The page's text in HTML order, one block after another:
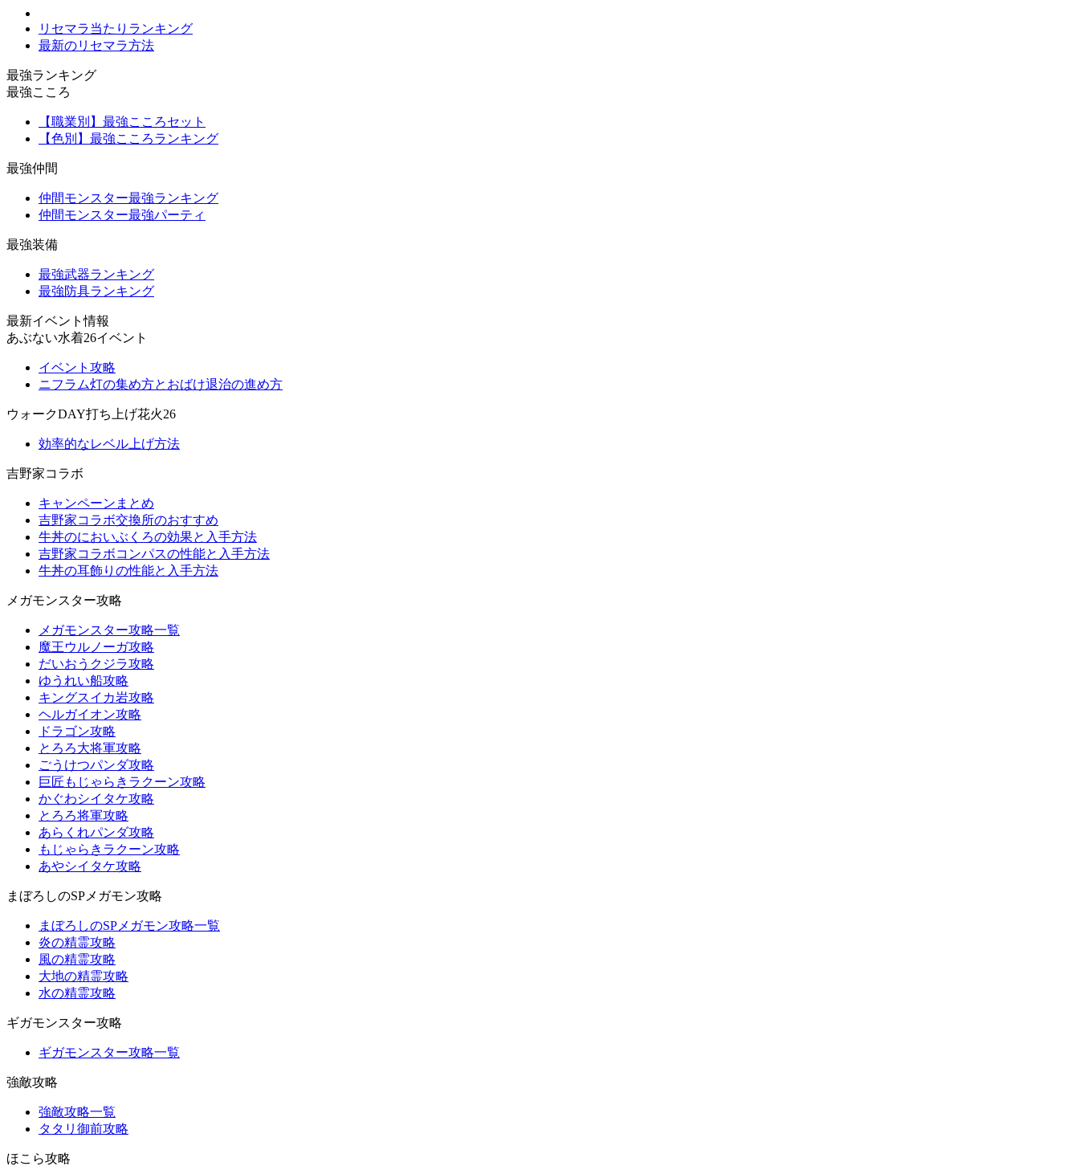
リセマラ当たりランキング
最新のリセマラ方法
最強ランキング
最強こころ
【職業別】最強こころセット
【色別】最強こころランキング
最強仲間
仲間モンスター最強ランキング
仲間モンスター最強パーティ
最強装備
最強武器ランキング
最強防具ランキング
最新イベント情報
あぶない水着26イベント
イベント攻略
ニフラム灯の集め方とおばけ退治の進め方
ウォークDAY打ち上げ花火26
効率的なレベル上げ方法
吉野家コラボ
キャンペーンまとめ
吉野家コラボ交換所のおすすめ
牛丼のにおいぶくろの効果と入手方法
吉野家コラボコンパスの性能と入手方法
牛丼の耳飾りの性能と入手方法
メガモンスター攻略
メガモンスター攻略一覧
魔王ウルノーガ攻略
だいおうクジラ攻略
ゆうれい船攻略
キングスイカ岩攻略
ヘルガイオン攻略
ドラゴン攻略
とろろ大将軍攻略
ごうけつパンダ攻略
巨匠もじゃらきラクーン攻略
かぐわシイタケ攻略
とろろ将軍攻略
あらくれパンダ攻略
もじゃらきラクーン攻略
あやシイタケ攻略
まぼろしのSPメガモン攻略
まぼろしのSPメガモン攻略一覧
炎の精霊攻略
風の精霊攻略
大地の精霊攻略
水の精霊攻略
ギガモンスター攻略
ギガモンスター攻略一覧
強敵攻略
強敵攻略一覧
タタリ御前攻略
ほこら攻略